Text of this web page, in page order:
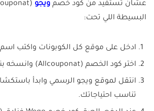
عشان تستفيد من كود خصم ويجو
البسيطة اللي تحت:
ادخل على موقع كل الكوبونات واكتب اسم
اختر كود الخصم (Allcouponat) وانسخه بنقرة واحدة.
انتقل لموقع ويجو الرسمي وابدأ
تناسب احتياجاتك.